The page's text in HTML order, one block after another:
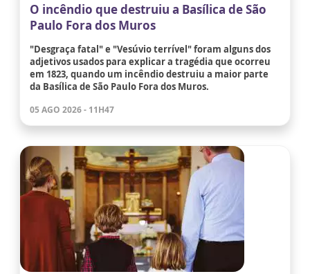
O incêndio que destruiu a Basílica de São
Paulo Fora dos Muros
"Desgraça fatal" e "Vesúvio terrível" foram alguns dos
adjetivos usados para explicar a tragédia que ocorreu
em 1823, quando um incêndio destruiu a maior parte
da Basílica de São Paulo Fora dos Muros.
05 AGO 2026 - 11H47